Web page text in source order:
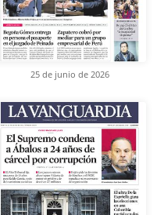
25 de junio de 2026